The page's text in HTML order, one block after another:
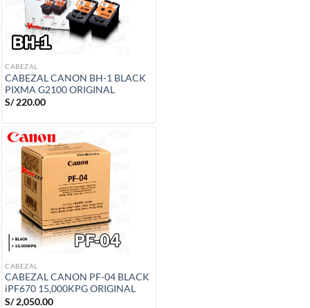
CABEZAL
CABEZAL CANON BH-1 BLACK
PIXMA G2100 ORIGINAL
S/220.00
CABEZAL
CABEZAL CANON PF-04 BLACK
iPF670 15,000KPG ORIGINAL
S/2,050.00